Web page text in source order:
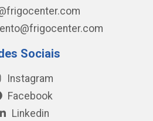
Sociais
Instagram
Facebook
Linkedin